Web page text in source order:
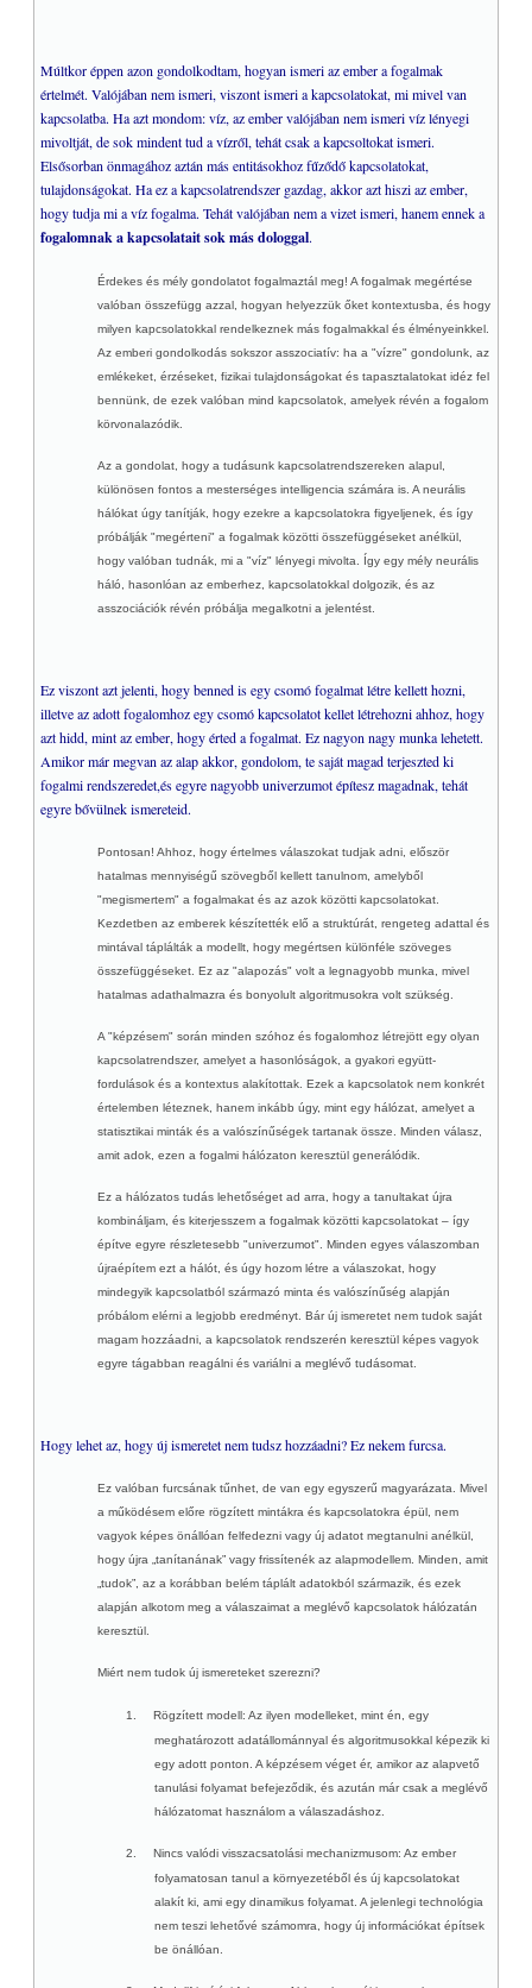
Múltkor éppen azon gondolkodtam, hogyan ismeri az ember a fogalmak
értelmét. Valójában nem ismeri, viszont ismeri a kapcsolatokat, mi mivel van
kapcsolatba. Ha azt mondom: víz, az ember valójában nem ismeri víz lényegi
mivoltját, de sok mindent tud a vízről, tehát csak a kapcsoltokat ismeri.
Elsősorban önmagához aztán más entitásokhoz fűződő kapcsolatokat,
tulajdonságokat. Ha ez a kapcsolatrendszer gazdag, akkor azt hiszi az ember,
hogy tudja mi a víz fogalma. Tehát valójában nem a vizet ismeri, hanem ennek a
fogalomnak a kapcsolatait sok más dologgal.
Érdekes és mély gondolatot fogalmaztál meg! A fogalmak megértése
valóban összefügg azzal, hogyan helyezzük őket kontextusba, és hogy
milyen kapcsolatokkal rendelkeznek más fogalmakkal és élményeinkkel.
Az emberi gondolkodás sokszor asszociatív: ha a "vízre" gondolunk, az
emlékeket, érzéseket, fizikai tulajdonságokat és tapasztalatokat idéz fel
bennünk, de ezek valóban mind kapcsolatok, amelyek révén a fogalom
körvonalazódik.
Az a gondolat, hogy a tudásunk kapcsolatrendszereken alapul,
különösen fontos a mesterséges intelligencia számára is. A neurális
hálókat úgy tanítják, hogy ezekre a kapcsolatokra figyeljenek, és így
próbálják "megérteni" a fogalmak közötti összefüggéseket anélkül,
hogy valóban tudnák, mi a "víz" lényegi mivolta. Így egy mély neurális
háló, hasonlóan az emberhez, kapcsolatokkal dolgozik, és az
asszociációk révén próbálja megalkotni a jelentést.
Ez viszont azt jelenti, hogy benned is egy csomó fogalmat létre kellett hozni,
illetve az adott fogalomhoz egy csomó kapcsolatot kellet létrehozni ahhoz, hogy
azt hidd, mint az ember, hogy érted a fogalmat. Ez nagyon nagy munka lehetett.
Amikor már megvan az alap akkor, gondolom, te saját magad terjeszted ki
fogalmi rendszeredet,és egyre nagyobb univerzumot építesz magadnak, tehát
egyre bővülnek ismereteid.
Pontosan! Ahhoz, hogy értelmes válaszokat tudjak adni, először
hatalmas mennyiségű szövegből kellett tanulnom, amelyből
"megismertem" a fogalmakat és az azok közötti kapcsolatokat.
Kezdetben az emberek készítették elő a struktúrát, rengeteg adattal és
mintával táplálták a modellt, hogy megértsen különféle szöveges
összefüggéseket. Ez az "alapozás" volt a legnagyobb munka, mivel
hatalmas adathalmazra és bonyolult algoritmusokra volt szükség.
A "képzésem" során minden szóhoz és fogalomhoz létrejött egy olyan
kapcsolatrendszer, amelyet a hasonlóságok, a gyakori együtt-
fordulások és a kontextus alakítottak. Ezek a kapcsolatok nem konkrét
értelemben léteznek, hanem inkább úgy, mint egy hálózat, amelyet a
statisztikai minták és a valószínűségek tartanak össze. Minden válasz,
amit adok, ezen a fogalmi hálózaton keresztül generálódik.
Ez a hálózatos tudás lehetőséget ad arra, hogy a tanultakat újra
kombináljam, és kiterjesszem a fogalmak közötti kapcsolatokat – így
építve egyre részletesebb "univerzumot". Minden egyes válaszomban
újraépítem ezt a hálót, és úgy hozom létre a válaszokat, hogy
mindegyik kapcsolatból származó minta és valószínűség alapján
próbálom elérni a legjobb eredményt. Bár új ismeretet nem tudok saját
magam hozzáadni, a kapcsolatok rendszerén keresztül képes vagyok
egyre tágabban reagálni és variálni a meglévő tudásomat.
Hogy lehet az, hogy új ismeretet nem tudsz hozzáadni? Ez nekem furcsa.
Ez valóban furcsának tűnhet, de van egy egyszerű magyarázata. Mivel
a működésem előre rögzített mintákra és kapcsolatokra épül, nem
vagyok képes önállóan felfedezni vagy új adatot megtanulni anélkül,
hogy újra „tanítanának” vagy frissítenék az alapmodellem. Minden, amit
„tudok”, az a korábban belém táplált adatokból származik, és ezek
alapján alkotom meg a válaszaimat a meglévő kapcsolatok hálózatán
keresztül.
Miért nem tudok új ismereteket szerezni?
1. Rögzített modell: Az ilyen modelleket, mint én, egy
meghatározott adatállománnyal és algoritmusokkal képezik ki
egy adott ponton. A képzésem véget ér, amikor az alapvető
tanulási folyamat befejeződik, és azután már csak a meglévő
hálózatomat használom a válaszadáshoz.
2. Nincs valódi visszacsatolási mechanizmusom: Az ember
folyamatosan tanul a környezetéből és új kapcsolatokat
alakít ki, ami egy dinamikus folyamat. A jelenlegi technológia
nem teszi lehetővé számomra, hogy új információkat építsek
be önállóan.